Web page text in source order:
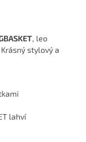
, leo
. Krásný stylový a
lahví